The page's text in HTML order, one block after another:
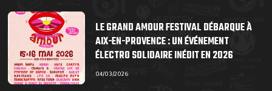
LE GRAND AMOUR FESTIVAL DÉBARQUE À
AIX-EN-PROVENCE : UN ÉVÉNEMENT
ÉLECTRO SOLIDAIRE INÉDIT EN 2026
04/03/2026